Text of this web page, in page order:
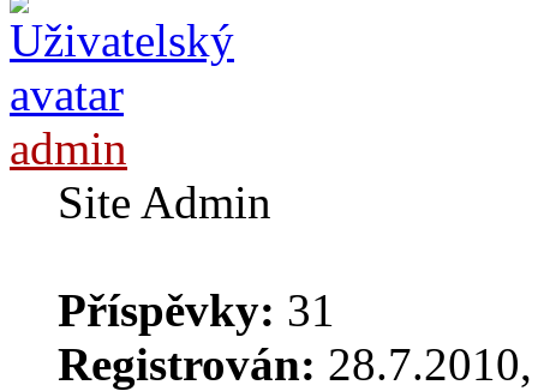
admin
Site Admin
Příspěvky: 31
Registrován: